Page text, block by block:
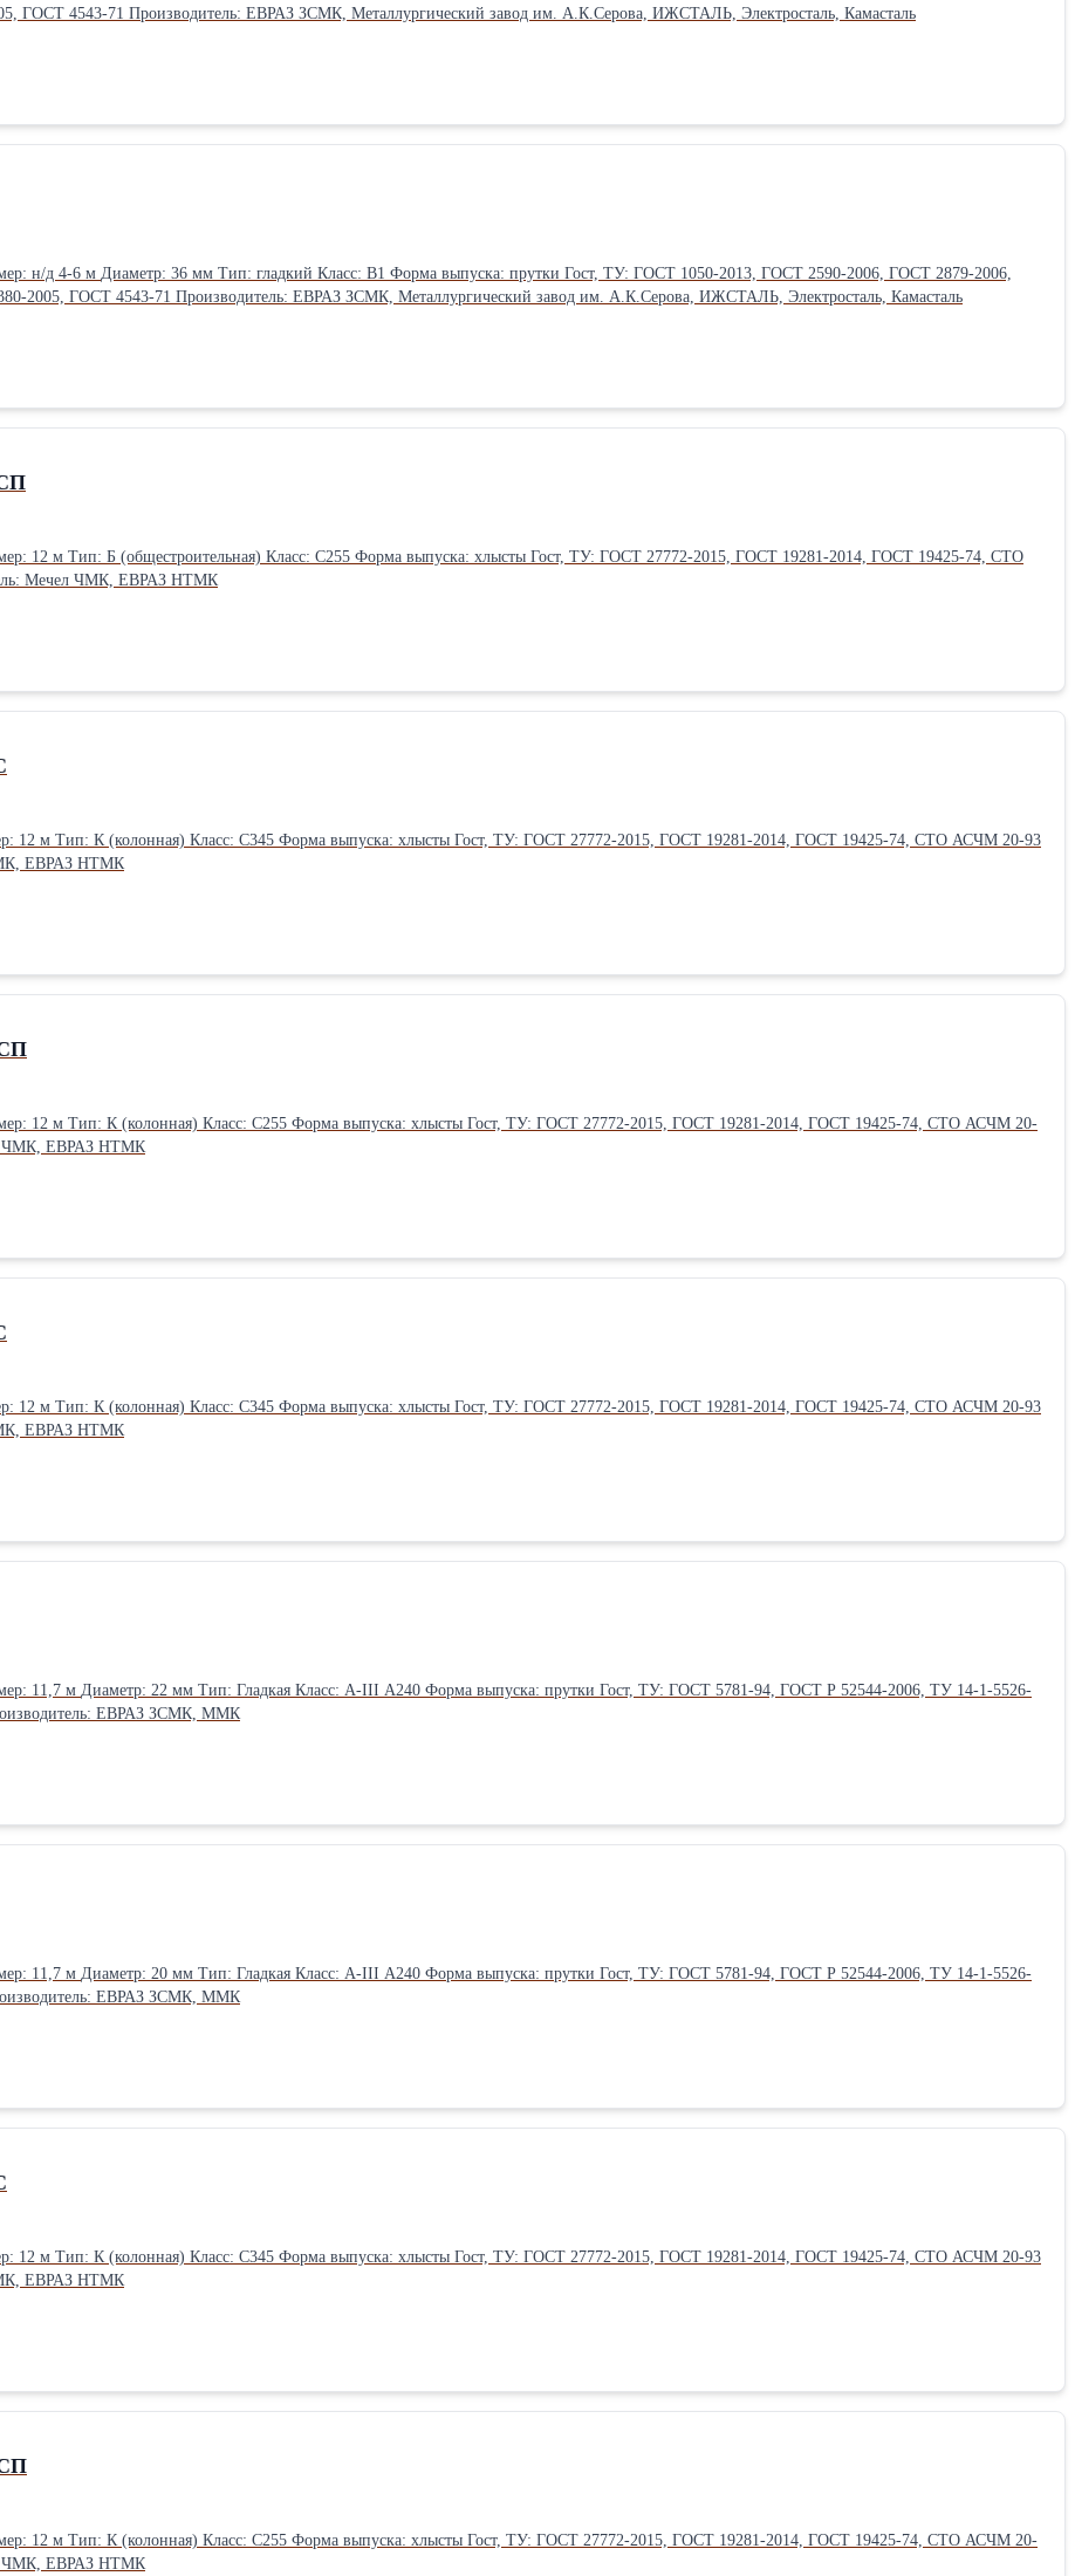
19281-2014, ГОСТ 380-2005, ГОСТ 4543-71 Производитель: ЕВРАЗ ЗСМК, Металлургический завод им. А.К.Серова, ИЖСТАЛЬ, Электросталь, Камасталь
ГОСТ 19281-2014, ГОСТ 380-2005, ГОСТ 4543-71 Производитель: ЕВРАЗ ЗСМК, Металлургический завод им. А.К.Серова, ИЖСТАЛЬ, Электросталь, Камасталь
Мечел ЧМК, ЕВРАЗ НТМК
ЕВРАЗ НТМК
ЧМК, ЕВРАЗ НТМК
ЕВРАЗ НТМК
ТУ 14-1-5282-94 Производитель: ЕВРАЗ ЗСМК, ММК
ТУ 14-1-5282-94 Производитель: ЕВРАЗ ЗСМК, ММК
ЕВРАЗ НТМК
ЧМК, ЕВРАЗ НТМК